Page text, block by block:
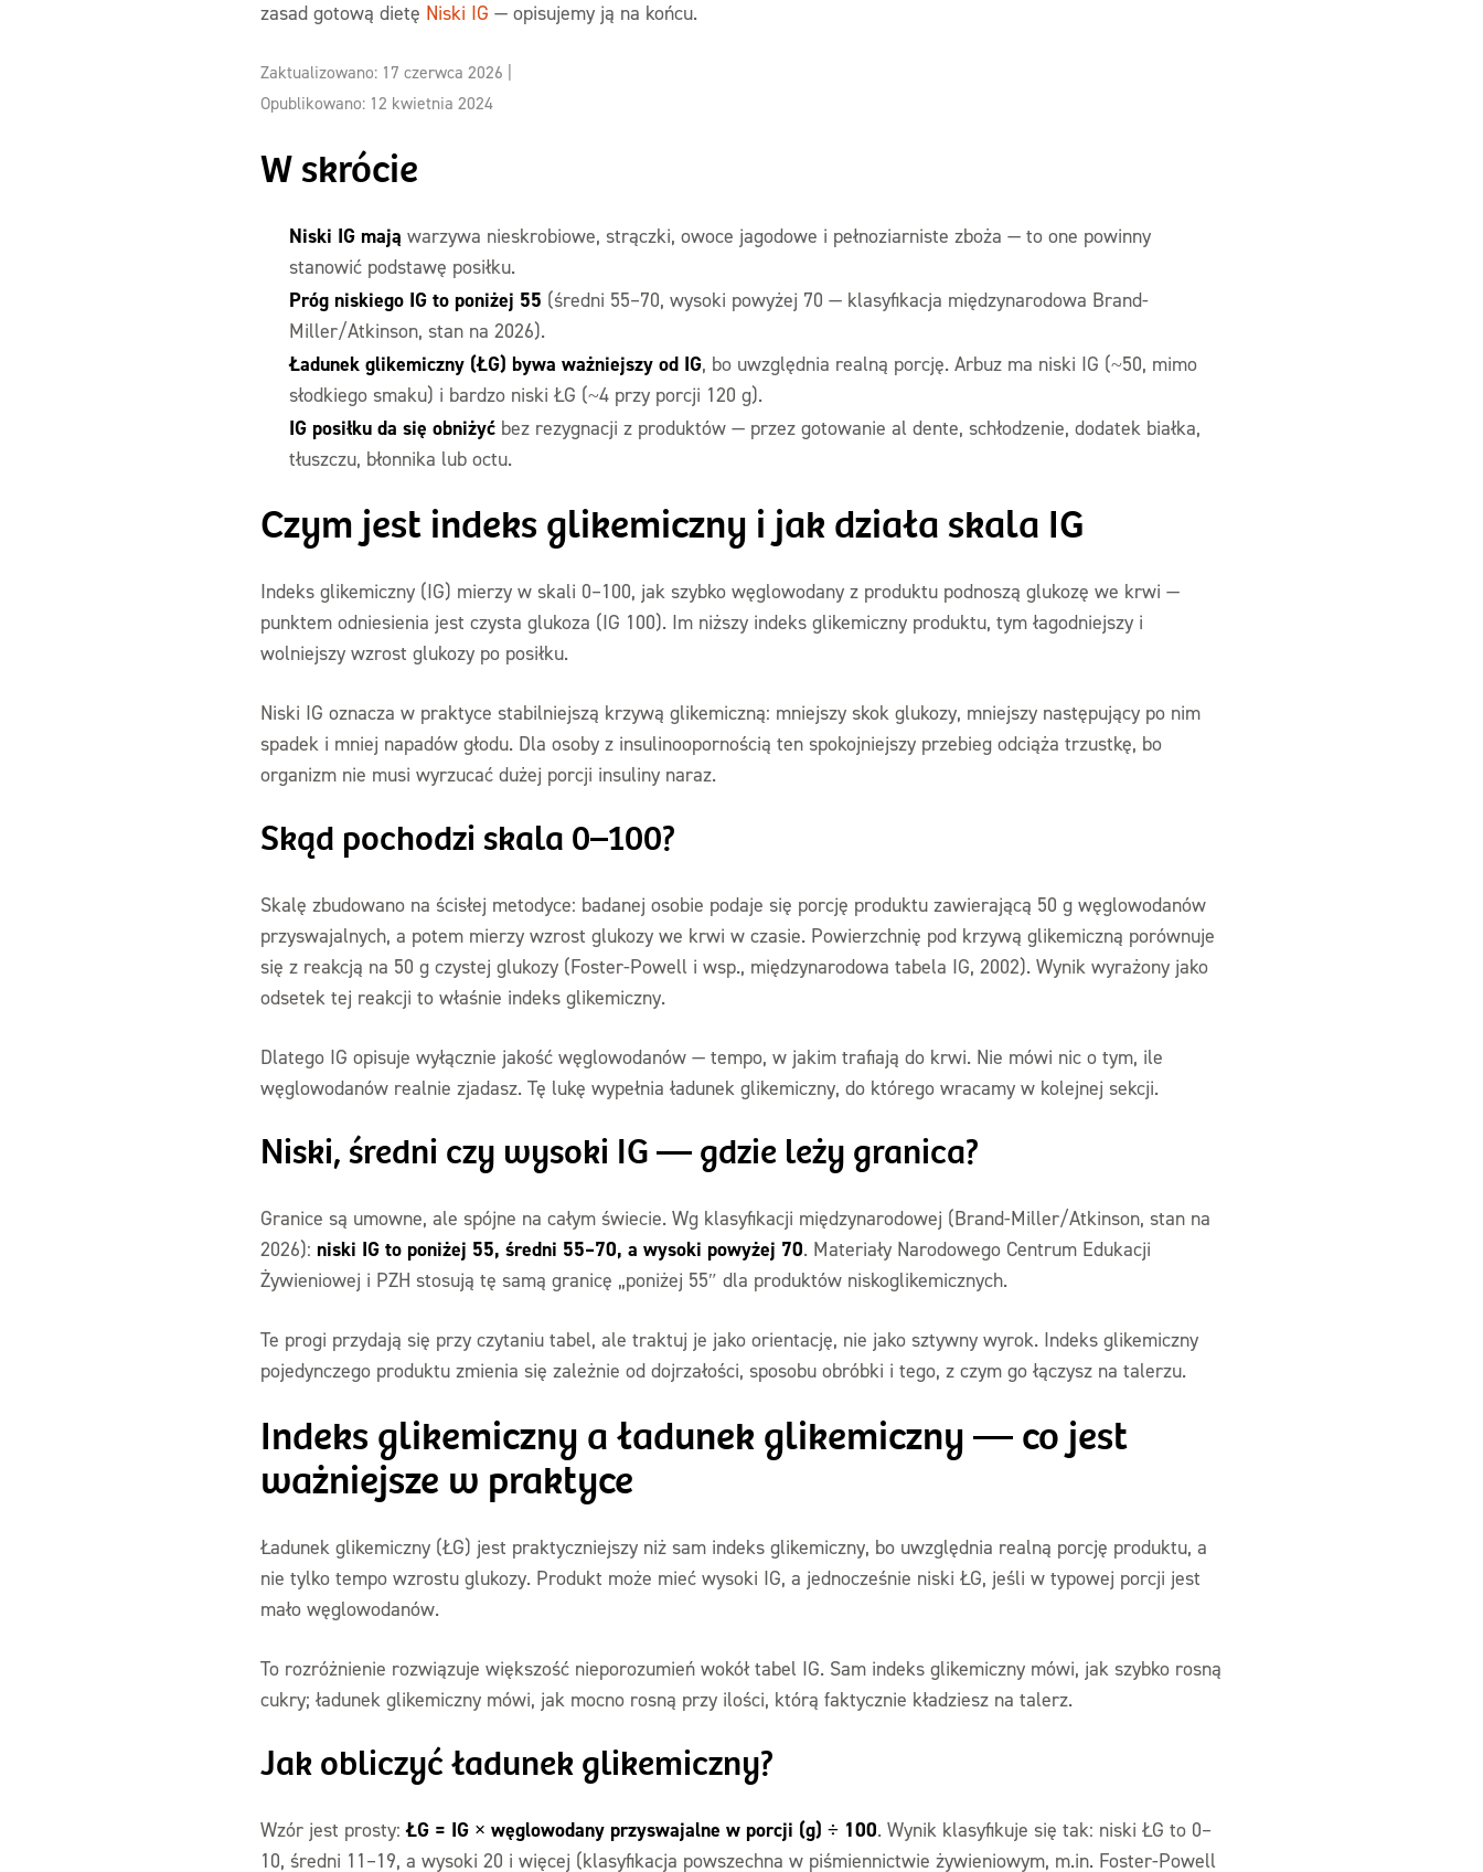
zasad gotową dietę Niski IG — opisujemy ją na końcu.
Zaktualizowano: 17 czerwca 2026
Opublikowano: 12 kwietnia 2024
W skrócie
Niski IG mają warzywa nieskrobiowe, strączki, owoce jagodowe i pełnoziarniste zboża — to one powinny
stanowić podstawę posiłku.
Próg niskiego IG to poniżej 55 (średni 55–70, wysoki powyżej 70 — klasyfikacja międzynarodowa Brand-
Miller/Atkinson, stan na 2026).
Ładunek glikemiczny (ŁG) bywa ważniejszy od IG, bo uwzględnia realną porcję. Arbuz ma niski IG (~50, mimo
słodkiego smaku) i bardzo niski ŁG (~4 przy porcji 120 g).
IG posiłku da się obniżyć bez rezygnacji z produktów — przez gotowanie al dente, schłodzenie, dodatek białka,
tłuszczu, błonnika lub octu.
Czym jest indeks glikemiczny i jak działa skala IG
Indeks glikemiczny (IG) mierzy w skali 0–100, jak szybko węglowodany z produktu podnoszą glukozę we krwi —
punktem odniesienia jest czysta glukoza (IG 100). Im niższy indeks glikemiczny produktu, tym łagodniejszy i
wolniejszy wzrost glukozy po posiłku.
Niski IG oznacza w praktyce stabilniejszą krzywą glikemiczną: mniejszy skok glukozy, mniejszy następujący po nim
spadek i mniej napadów głodu. Dla osoby z insulinoopornością ten spokojniejszy przebieg odciąża trzustkę, bo
organizm nie musi wyrzucać dużej porcji insuliny naraz.
Skąd pochodzi skala 0–100?
Skalę zbudowano na ścisłej metodyce: badanej osobie podaje się porcję produktu zawierającą 50 g węglowodanów
przyswajalnych, a potem mierzy wzrost glukozy we krwi w czasie. Powierzchnię pod krzywą glikemiczną porównuje
się z reakcją na 50 g czystej glukozy (Foster-Powell i wsp., międzynarodowa tabela IG, 2002). Wynik wyrażony jako
odsetek tej reakcji to właśnie indeks glikemiczny.
Dlatego IG opisuje wyłącznie jakość węglowodanów — tempo, w jakim trafiają do krwi. Nie mówi nic o tym, ile
węglowodanów realnie zjadasz. Tę lukę wypełnia ładunek glikemiczny, do którego wracamy w kolejnej sekcji.
Niski, średni czy wysoki IG — gdzie leży granica?
Granice są umowne, ale spójne na całym świecie. Wg klasyfikacji międzynarodowej (Brand-Miller/Atkinson, stan na
2026): niski IG to poniżej 55, średni 55–70, a wysoki powyżej 70. Materiały Narodowego Centrum Edukacji
Żywieniowej i PZH stosują tę samą granicę „poniżej 55″ dla produktów niskoglikemicznych.
Te progi przydają się przy czytaniu tabel, ale traktuj je jako orientację, nie jako sztywny wyrok. Indeks glikemiczny
pojedynczego produktu zmienia się zależnie od dojrzałości, sposobu obróbki i tego, z czym go łączysz na talerzu.
Indeks glikemiczny a ładunek glikemiczny — co jest
ważniejsze w praktyce
Ładunek glikemiczny (ŁG) jest praktyczniejszy niż sam indeks glikemiczny, bo uwzględnia realną porcję produktu, a
nie tylko tempo wzrostu glukozy. Produkt może mieć wysoki IG, a jednocześnie niski ŁG, jeśli w typowej porcji jest
mało węglowodanów.
To rozróżnienie rozwiązuje większość nieporozumień wokół tabel IG. Sam indeks glikemiczny mówi, jak szybko rosną
cukry; ładunek glikemiczny mówi, jak mocno rosną przy ilości, którą faktycznie kładziesz na talerz.
Jak obliczyć ładunek glikemiczny?
Wzór jest prosty:ŁG = IG × węglowodany przyswajalne w porcji (g) ÷ 100. Wynik klasyfikuje się tak: niski ŁG to 0–
10, średni 11–19, a wysoki 20 i więcej (klasyfikacja powszechna w piśmiennictwie żywieniowym, m.in. Foster-Powell